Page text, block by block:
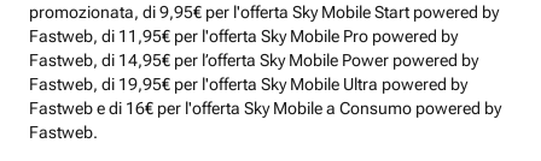
promozionata, di 9,95€ per l'offerta Sky Mobile Start powered by
Fastweb, di 11,95€ per l'offerta Sky Mobile Pro powered by
Fastweb, di 14,95€ per l’offerta Sky Mobile Power powered by
Fastweb, di 19,95€ per l'offerta Sky Mobile Ultra powered by
Fastweb e di 16€ per l'offerta Sky Mobile a Consumo powered by
Fastweb.